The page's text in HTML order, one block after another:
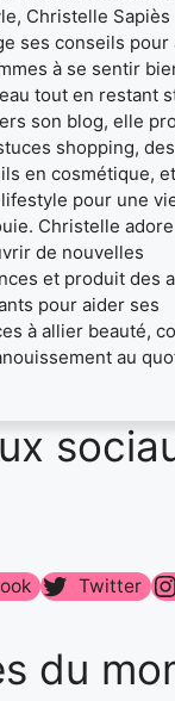
Christelle Sapiès
ses conseils pour
à se sentir
tout en restant
son blog, elle
shopping, des
en cosmétique,
pour une
Christelle adore
de nouvelles
et produit des
pour aider ses
à allier beauté,
au
Twitter
du